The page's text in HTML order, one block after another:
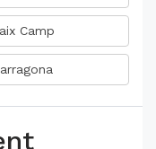
Camp